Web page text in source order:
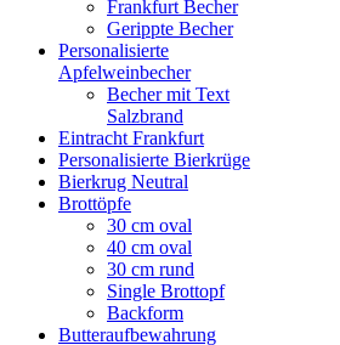
Frankfurt Becher
Gerippte Becher
Personalisierte
Apfelweinbecher
Becher mit Text
Salzbrand
Eintracht Frankfurt
Personalisierte Bierkrüge
Bierkrug Neutral
Brottöpfe
30 cm oval
40 cm oval
30 cm rund
Single Brottopf
Backform
Butteraufbewahrung